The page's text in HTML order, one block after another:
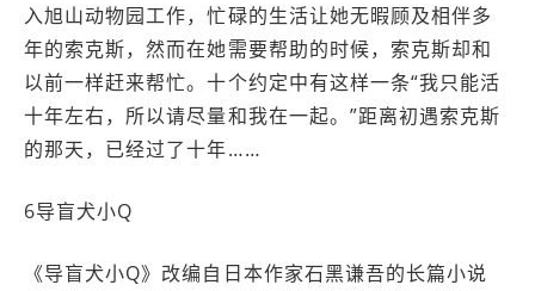
入旭山动物园工作，忙碌的生活让她无暇顾及相伴多
年的索克斯，然而在她需要帮助的时候，索克斯却和
以前一样赶来帮忙。十个约定中有这样一条“我只能活
十年左右，所以请尽量和我在一起。”距离初遇索克斯
的那天，已经过了十年……
6导盲犬小Q
《导盲犬小Q》改编自日本作家石黑谦吾的长篇小说